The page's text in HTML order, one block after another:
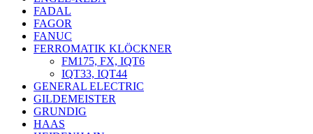
FADAL
FAGOR
FANUC
FERROMATIK KLÖCKNER
FM175, FX, IQT6
IQT33, IQT44
GENERAL ELECTRIC
GILDEMEISTER
GRUNDIG
HAAS